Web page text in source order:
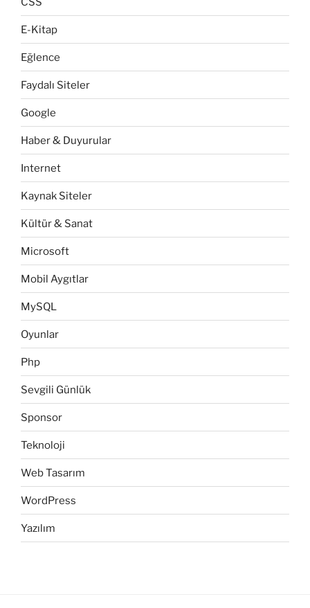
E-Kitap
Eğlence
Faydalı Siteler
Google
Haber & Duyurular
Internet
Kaynak Siteler
Kültür & Sanat
Microsoft
Mobil Aygıtlar
MySQL
Oyunlar
Php
Sevgili Günlük
Sponsor
Teknoloji
Web Tasarım
WordPress
Yazılım